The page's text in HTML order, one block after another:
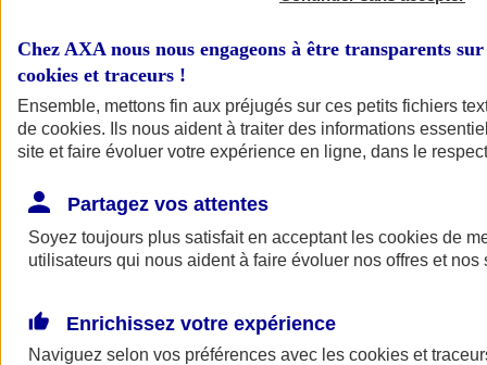
Chez AXA nous nous engageons à être transparents
cookies et traceurs !
Ensemble, mettons fin aux préjugés sur ces petits fichiers
de cookies. Ils nous aident à traiter des informations
site et faire évoluer votre expérience en ligne, dans le
Partagez vos attentes
Soyez toujours plus satisfait en acceptant les cookies de
utilisateurs qui nous aident à faire évoluer nos offres et nos
Enrichissez votre expérience
Naviguez selon vos préférences avec les cookies et